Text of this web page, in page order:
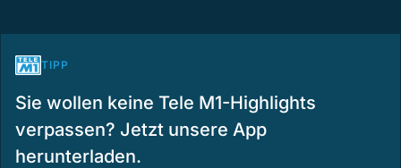
TIPP
Sie wollen keine Tele M1-Highlights
verpassen? Jetzt unsere App
herunterladen.